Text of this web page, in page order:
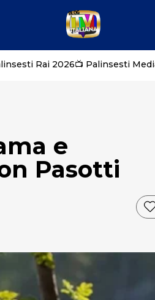
Rai 2026📺 Palinsesti
e
Pasotti